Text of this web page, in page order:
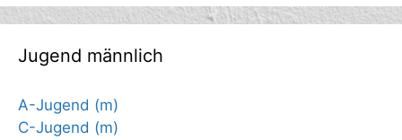
Jugend männlich
A-Jugend (m)
C-Jugend (m)